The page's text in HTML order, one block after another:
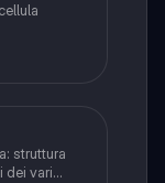
struttura
dei vari